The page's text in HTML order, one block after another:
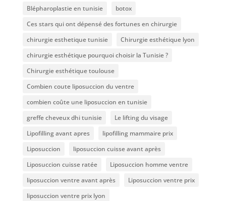
Blépharoplastie en tunisie
botox
Ces stars qui ont dépensé des fortunes en chirurgie
chirurgie esthetique tunisie
Chirurgie esthétique lyon
chirurgie esthétique pourquoi choisir la Tunisie ?
Chirurgie esthétique toulouse
Combien coute liposuccion du ventre​
combien coûte une liposuccion en tunisie
greffe cheveux dhi tunisie
Le lifting du visage
Lipofilling avant apres
lipofilling mammaire prix
Liposuccion
liposuccion cuisse avant après
Liposuccion cuisse ratée
Liposuccion homme ventre
liposuccion ventre avant après
Liposuccion ventre prix
liposuccion ventre prix lyon